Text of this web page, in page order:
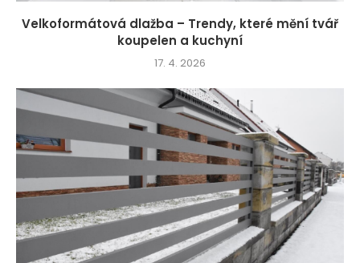
Velkoformátová dlažba – Trendy, které mění tvář
koupelen a kuchyní
17. 4. 2026